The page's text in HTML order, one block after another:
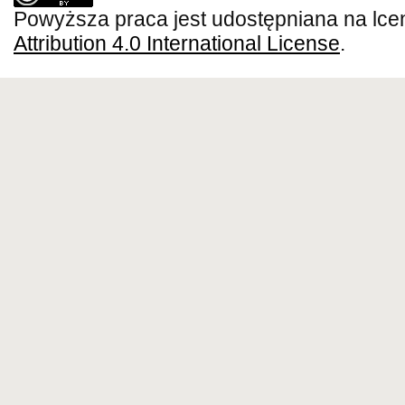
Powyższa praca jest udostępniana na
Attribution 4.0 International License.